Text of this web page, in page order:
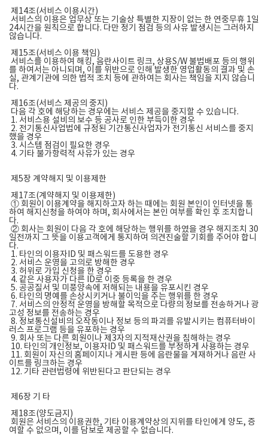
제14조(서비스 이용시간)
서비스의 이용은 업무상 또는 기술상 특별한 지장이 없는 한 연중무휴 1일
24시간을 원칙으로 합니다. 다만 정기 점검 등의 사유 발생시는 그러하지
않습니다.
제15조(서비스 이용 책임)
서비스를 이용하여 해킹, 음란사이트 링크, 상용S/W 불법배포 등의 행위
를 하여서는 아니되며, 이를 위반으로 인해 발생한 영업활동의 결과 및 손
실, 관계기관에 의한 법적 조치 등에 관하여는 회사는 책임을 지지 않습니
다.
제16조(서비스 제공의 중지)
다음 각 호에 해당하는 경우에는 서비스 제공을 중지할 수 있습니다.
1. 서비스용 설비의 보수 등 공사로 인한 부득이한 경우
2. 전기통신사업법에 규정된 기간통신사업자가 전기통신 서비스를 중지
했을 경우
3. 시스템 점검이 필요한 경우
4. 기타 불가항력적 사유가 있는 경우
제5장 계약해지 및 이용제한
제17조(계약해지 및 이용제한)
① 회원이 이용계약을 해지하고자 하는 때에는 회원 본인이 인터넷을 통
하여 해지신청을 하여야 하며, 회사에서는 본인 여부를 확인 후 조치합니
다.
② 회사는 회원이 다음 각 호에 해당하는 행위를 하였을 경우 해지조치 30
일전까지 그 뜻을 이용고객에게 통지하여 의견진술할 기회를 주어야 합니
다.
1. 타인의 이용자ID 및 패스워드를 도용한 경우
2. 서비스 운영을 고의로 방해한 경우
3. 허위로 가입 신청을 한 경우
4. 같은 사용자가 다른 ID로 이중 등록을 한 경우
5. 공공질서 및 미풍양속에 저해되는 내용을 유포시킨 경우
6. 타인의 명예를 손상시키거나 불이익을 주는 행위를 한 경우
7. 서비스의 안정적 운영을 방해할 목적으로 다량의 정보를 전송하거나 광
고성 정보를 전송하는 경우
8. 정보통신설비의 오작동이나 정보 등의 파괴를 유발시키는 컴퓨터바이
러스 프로그램 등을 유포하는 경우
9. 회사 또는 다른 회원이나 제3자의 지적재산권을 침해하는 경우
10. 타인의 개인정보, 이용자ID 및 패스워드를 부정하게 사용하는 경우
11. 회원이 자신의 홈페이지나 게시판 등에 음란물을 게재하거나 음란 사
이트를 링크하는 경우
12. 기타 관련법령에 위반된다고 판단되는 경우
제6장 기 타
제18조(양도금지)
회원은 서비스의 이용권한, 기타 이용계약상의 지위를 타인에게 양도, 증
여할 수 없으며, 이를 담보로 제공할 수 없습니다.